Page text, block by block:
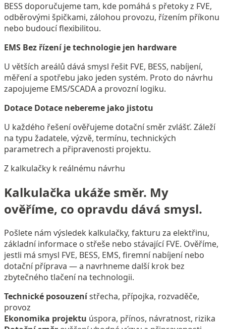
BESS doporučujeme tam, kde pomáhá s přetoky z FVE,
odběrovými špičkami, zálohou provozu, řízením příkonu
nebo budoucí flexibilitou.
EMS Bez řízení je technologie jen hardware
U větších areálů dává smysl řešit FVE, BESS, nabíjení,
měření a spotřebu jako jeden systém. Proto do návrhu
zapojujeme EMS/SCADA a provozní logiku.
Dotace Dotace nebereme jako jistotu
U každého řešení ověřujeme dotační směr zvlášť. Záleží
na typu žadatele, výzvě, termínu, technických
parametrech a připravenosti projektu.
Z kalkulačky k reálnému návrhu
Kalkulačka ukáže směr. My
ověříme, co opravdu dává smysl.
Pošlete nám výsledek kalkulačky, fakturu za elektřinu,
základní informace o střeše nebo stávající FVE. Ověříme,
jestli má smysl FVE, BESS, EMS, firemní nabíjení nebo
dotační příprava — a navrhneme další krok bez
zbytečného tlačení na technologii.
Technické posouzenístřecha, přípojka, rozvaděče,
provoz
Ekonomika projektu úspora, přínos, návratnost, rizika